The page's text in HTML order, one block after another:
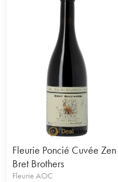
Fleurie Poncié Cuvée Zen
Bret Brothers
Fleurie AOC